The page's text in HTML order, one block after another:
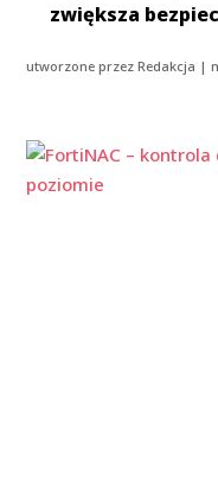
zwiększa
utworzone przezRedakcja |